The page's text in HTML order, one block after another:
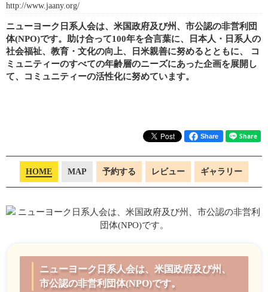
http://www.jaany.org/
ニューヨーク日系人会は、米国政府及び州、市公認の非営利団
体(NPO)です。助け合って100年を合言葉に、日本人・日系人の
社会福祉、教育・文化の向上、日米親善に努めるとともに、 コ
ミュニティーのすべての年齢層のニーズにあった企画を展開し
て、コミュニティーの活性化に努めています。
Share
HOME MAP 予約する レビュー ギャラリー
ニューヨーク日系人会は、米国政府及び州、
市公認の非営利団体(NPO)です。